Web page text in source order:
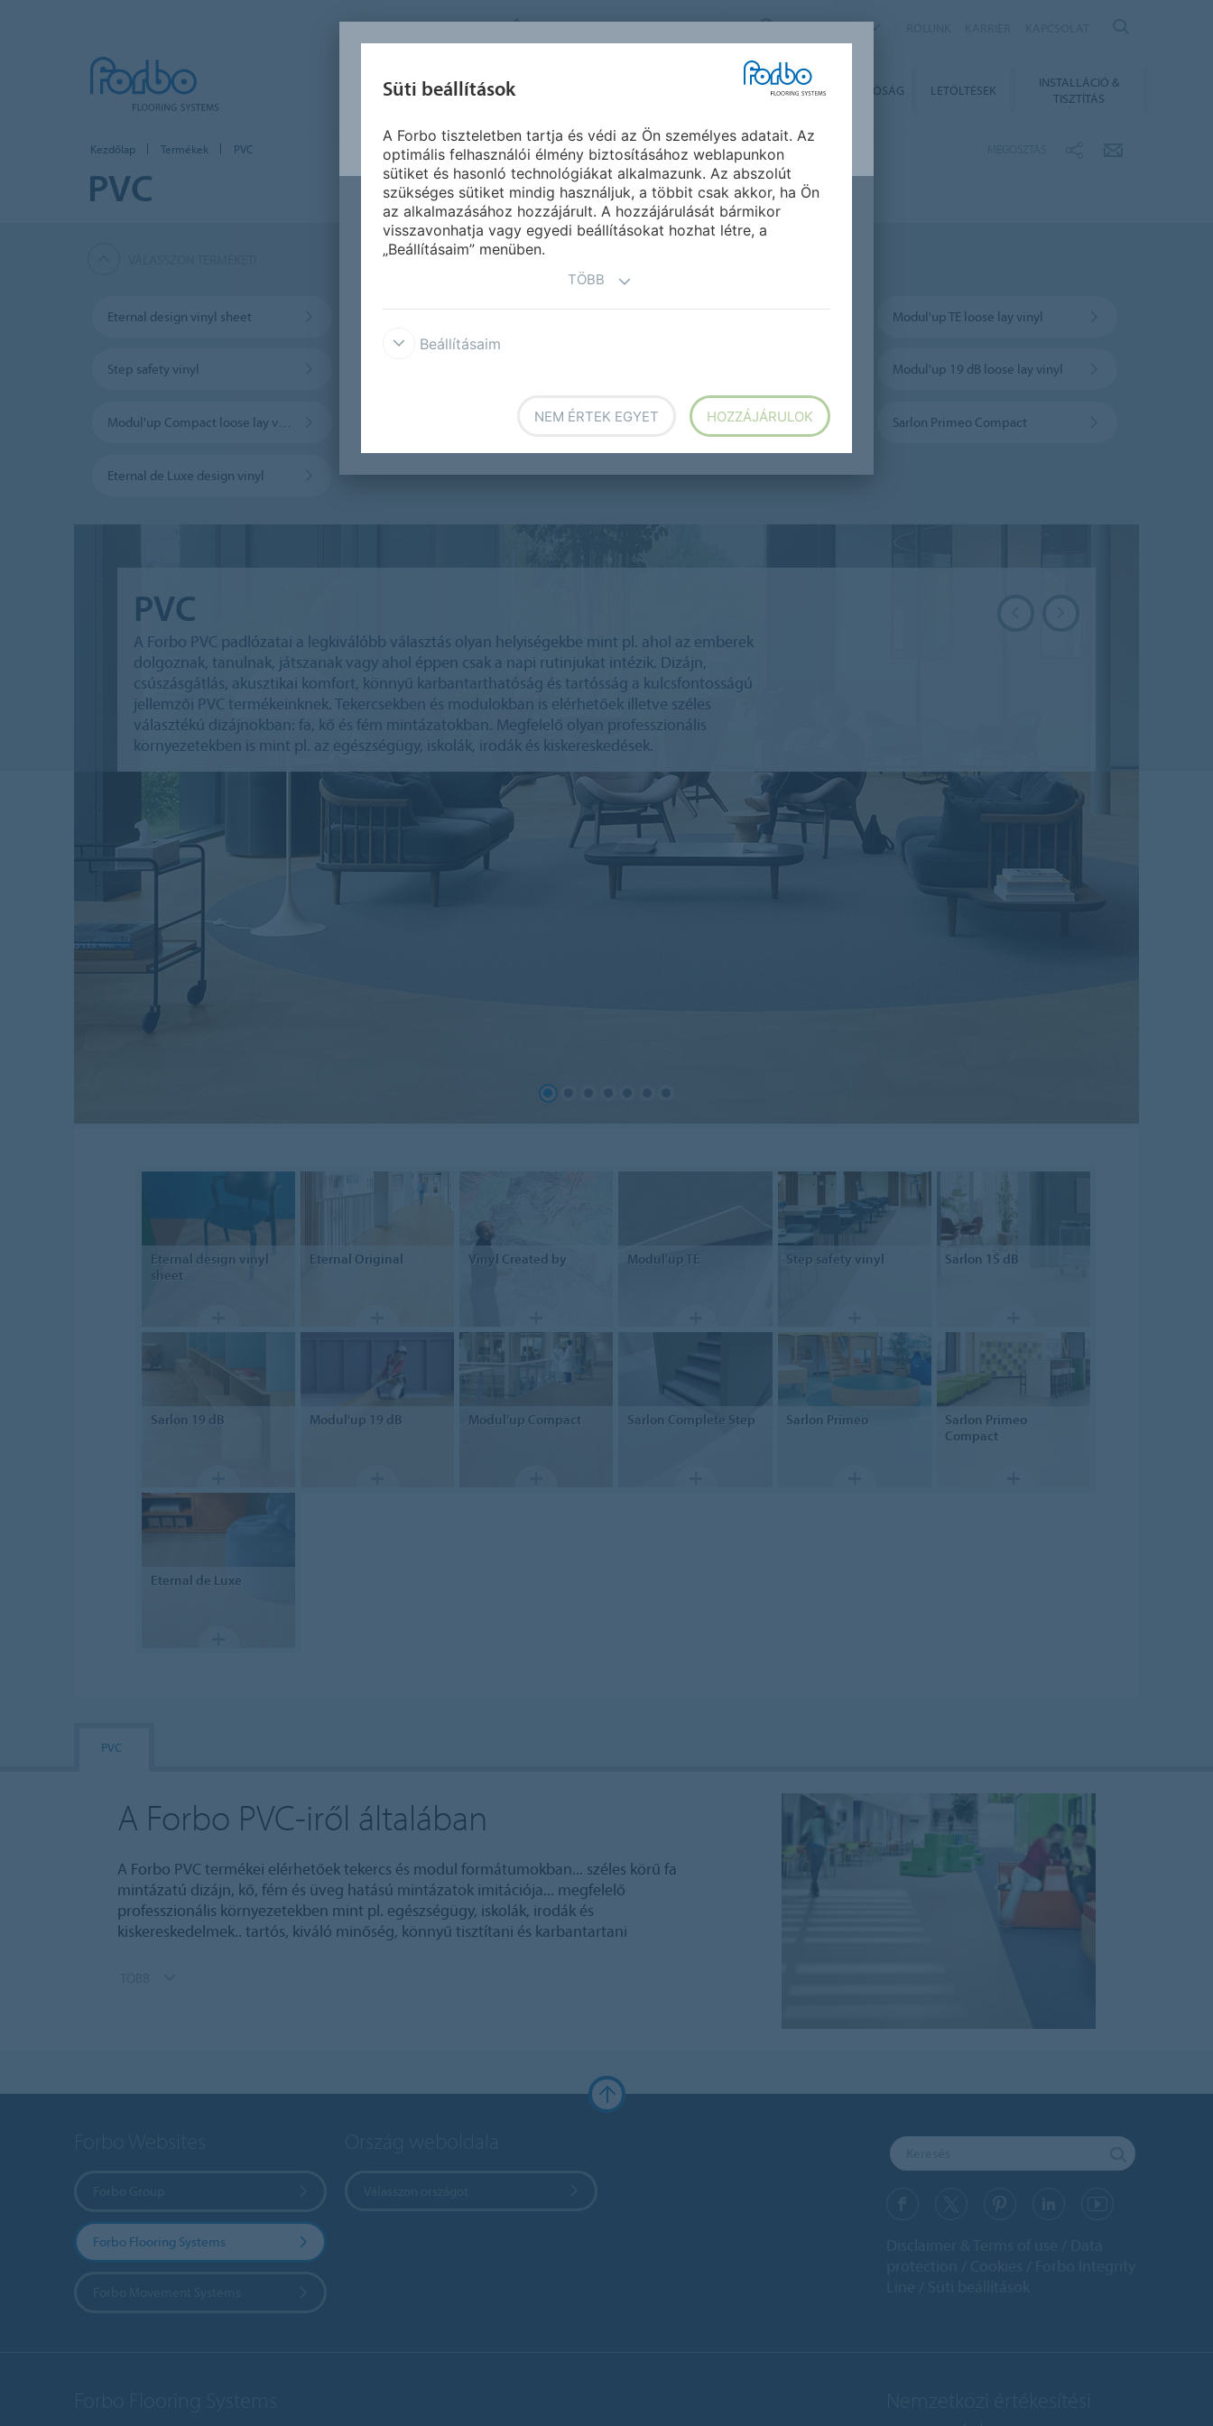
FORBO FLOORING SYSTEMS HUNGARY
TERMÉKEK FENNTARTHATÓSÁG LETÖLTÉSEK
INSTALLÁCIÓ &
TISZTÍTÁS
Kezdőlap Termékek PVC
PVC
Eternal design vinyl sheet Modul'up TE loose lay vinyl
Step safety vinyl Modul'up 19 dB loose lay vinyl
Modul'up Compact loose lay vinyl Sarlon Primeo 19 dB acoustic vinyl Sarlon Primeo Compact
Eternal de Luxe design vinyl
PVC
A Forbo PVC padlózatai a legkiválóbb választás olyan helyiségekbe mint pl. ahol az emberek
dolgoznak, tanulnak, játszanak vagy ahol éppen csak a napi rutinjukat intézik. Dizájn,
csúszásgátlás, akusztikai komfort, könnyű karbantarthatóság és tartósság a kulcsfontosságú
jellemzői PVC termékeinknek. Tekercsekben és modulokban is elérhetőek illetve széles
választékú dizájnokban: fa, kő és fém mintázatokban. Megfelelő olyan professzionális
környezetekben is mint pl. az egészségügy, iskolák, irodák és kiskereskedések.
Eternal design vinyl
sheet
Eternal Original Vinyl Created by Modul'up TE Step safety vinyl Sarlon 15 dB
Sarlon 19 dB Modul'up 19 dB Modul'up Compact Sarlon Complete Step Sarlon Primeo Sarlon Primeo
Compact
Eternal de Luxe
PVC
A Forbo PVC-iről általában
A Forbo PVC termékei elérhetőek tekercs és modul formátumokban... széles körű fa
mintázatú dizájn, kő, fém és üveg hatású mintázatok imitációja... megfelelő
professzionális környezetekben mint pl. egészségügy, iskolák, irodák és
kiskereskedelmek.. tartós, kiváló minőség, könnyű tisztítani és karbantartani
Forbo Flooring Systems
Süti beállítások
A Forbo tiszteletben tartja és védi az Ön személyes adatait. Az
optimális felhasználói élmény biztosításához weblapunkon
sütiket és hasonló technológiákat alkalmazunk. Az abszolút
szükséges sütiket mindig használjuk, a többit csak akkor, ha Ön
az alkalmazásához hozzájárult. A hozzájárulását bármikor
visszavonhatja vagy egyedi beállításokat hozhat létre, a
„Beállításaim” menüben.
TÖBB
Beállításaim
NEM ÉRTEK EGYET HOZZÁJÁRULOK